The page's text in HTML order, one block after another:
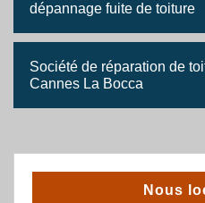
dépannage fuite de toiture
Société de réparation de
Cannes La Bocca
Nous